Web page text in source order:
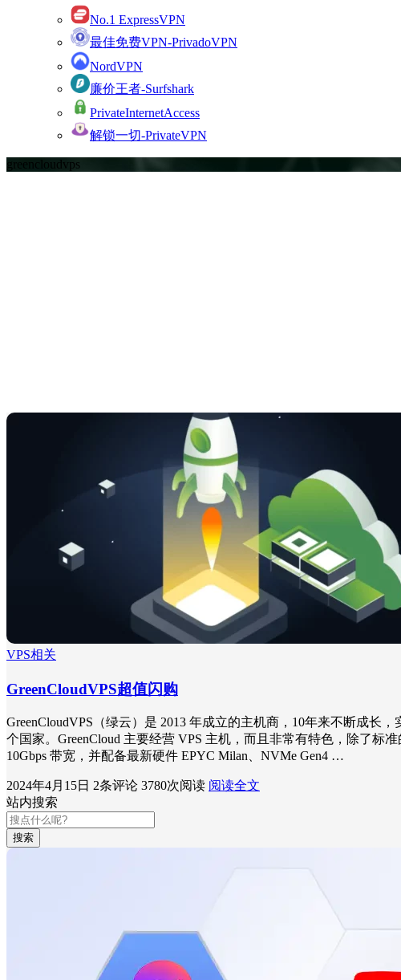
No.1 ExpressVPN
最佳免费VPN-PrivadoVPN
NordVPN
廉价王者-Surfshark
PrivateInternetAccess
解锁一切-PrivateVPN
greencloudvps
VPS相关
GreenCloudVPS超值闪购
GreenCloudVPS（绿云）是 2013 年成立的主机商，10年来不断成长
个国家。GreenCloud 主要经营 VPS 主机，而且非常有特色，除了标
10Gbps 带宽，并配备最新硬件 EPYC Milan、NVMe Gen4 …
2024年4月15日 2条评论 3780次阅读 阅读全文
站内搜索
搜索